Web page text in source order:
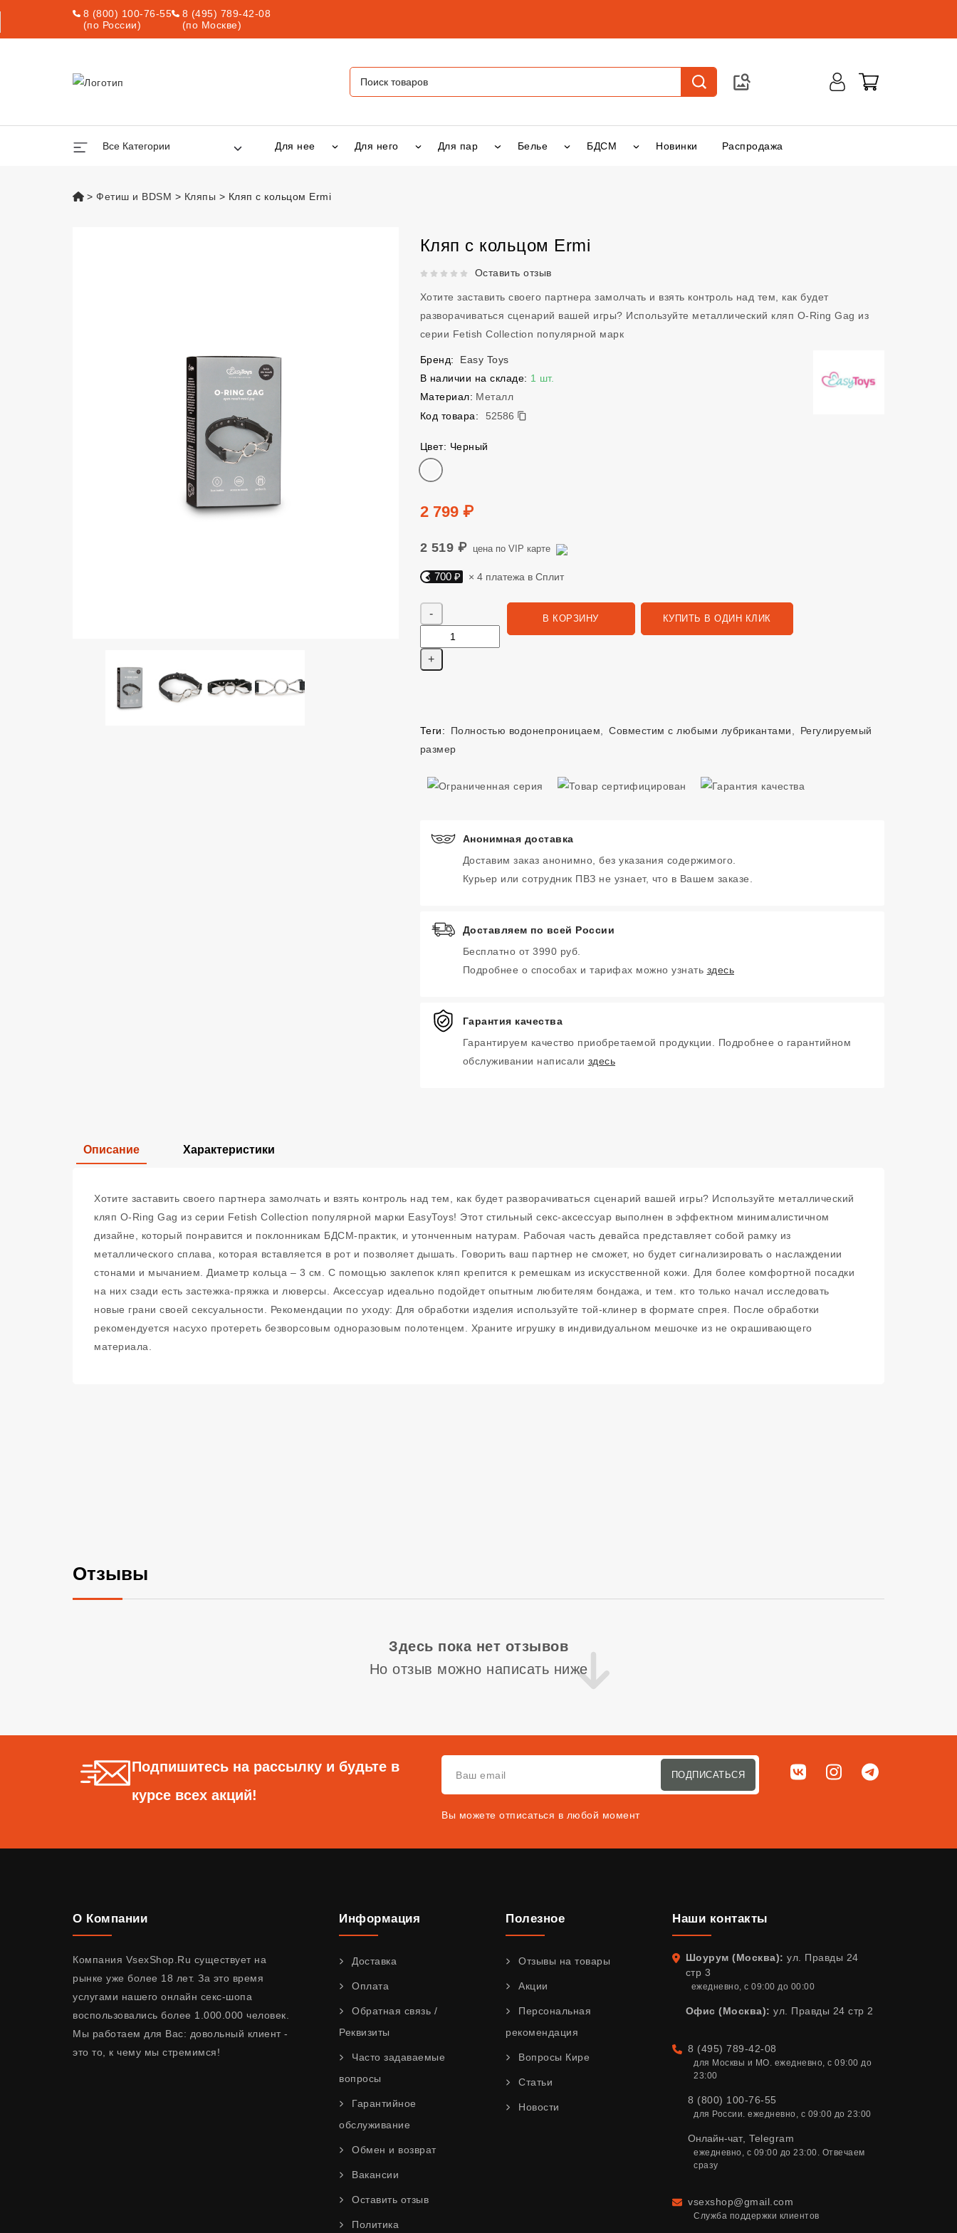
8 (800) 100-76-55
(по России)
8 (495) 789-42-08
(по Москве)
Все Категории Для нее Для него Для пар Белье БДСМ Новинки Распродажа
vsexshop.ru
Фетиш и BDSM Кляпы Кляп с кольцом Ermi
Кляп с кольцом Ermi
Рейтинг 5 из 5.Оставить отзыв
Хотите заставить своего партнера замолчать и взять контроль над тем, как будет
разворачиваться сценарий вашей игры? Используйте металлический кляп O-Ring Gag из
серии Fetish Collection популярной марк
Бренд:
Easy Toys
В наличии на складе: 1 шт.
Материал: Металл
Код товара:
52586
52586
Цвет: Черный
Цвет
Цена
2 799 ₽
2 519 ₽ цена по VIP карте
Яндекс Сплит. 700 руб, 4 платежа в Сплит
700 ₽ × 4 платежа в Сплит
В КОРЗИНУ КУПИТЬ В ОДИН КЛИК
Теги: Полностью водонепроницаем Совместим с любыми лубрикантами
Регулируемый
размер
Анонимная доставка
Доставим заказ анонимно, без указания содержимого.
Курьер или сотрудник ПВЗ не узнает, что в Вашем заказе.
Доставляем по всей России
Бесплатно от 3990 руб.
Подробнее о способах и тарифах можно узнать здесь
Гарантия качества
Гарантируем качество приобретаемой продукции. Подробнее о гарантийном
обслуживании написали здесь
Описание Характеристики
Хотите заставить своего партнера замолчать и взять контроль над тем, как будет разворачиваться сценарий вашей игры? Используйте металлический
кляп O-Ring Gag из серии Fetish Collection популярной марки EasyToys! Этот стильный секс-аксессуар выполнен в эффектном минималистичном
дизайне, который понравится и поклонникам БДСМ-практик, и утонченным натурам. Рабочая часть девайса представляет собой рамку из
металлического сплава, которая вставляется в рот и позволяет дышать. Говорить ваш партнер не сможет, но будет сигнализировать о наслаждении
стонами и мычанием. Диаметр кольца – 3 см. С помощью заклепок кляп крепится к ремешкам из искусственной кожи. Для более комфортной посадки
на них сзади есть застежка-пряжка и люверсы. Аксессуар идеально подойдет опытным любителям бондажа, и тем. кто только начал исследовать
новые грани своей сексуальности. Рекомендации по уходу: Для обработки изделия используйте той-клинер в формате спрея. После обработки
рекомендуется насухо протереть безворсовым одноразовым полотенцем. Храните игрушку в индивидуальном мешочке из не окрашивающего
материала.
Отзывы
Здесь пока нет отзывов
Но отзыв можно написать ниже
Подпишитесь на рассылку и будьте в
курсе всех акций!
ПОДПИСАТЬСЯ
Вы можете отписаться в любой момент
Мы в соц. сетях
ВКонтактеInstagramTelegram
О Компании
Компания VsexShop.Ru существует на
рынке уже более 18 лет. За это время
услугами нашего онлайн секс-шопа
воспользовались более 1.000.000 человек.
Мы работаем для Вас: довольный клиент -
это то, к чему мы стремимся!
Информация
Доставка
Оплата
Обратная связь /
Реквизиты
Часто задаваемые
вопросы
Гарантийное
обслуживание
Обмен и возврат
Вакансии
Оставить отзыв
Политика
Полезное
Отзывы на товары
Акции
Персональная
рекомендация
Вопросы Кире
Статьи
Новости
Наши контакты
Адрес
Шоурум (Москва): ул. Правды 24
стр 3
ежедневно, с 09:00 до 00:00
Офис (Москва): ул. Правды 24 стр 2
Телефон
8 (495) 789-42-08
для Москвы и МО. ежедневно, с 09:00 до
23:00
8 (800) 100-76-55
для России. ежедневно, с 09:00 до 23:00
Онлайн-чат,Telegram
ежедневно, с 09:00 до 23:00. Отвечаем
сразу
Email
vsexshop@gmail.com
Служба поддержки клиентов